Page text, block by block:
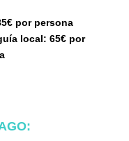
por persona
local: 65€ por